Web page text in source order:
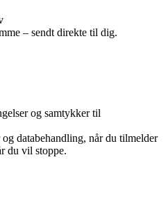
– sendt direkte til dig.
og samtykker til
databehandling, når du tilmelder
du vil stoppe.